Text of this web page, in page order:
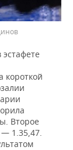
эстафете
короткой
Второе
1.35,47.